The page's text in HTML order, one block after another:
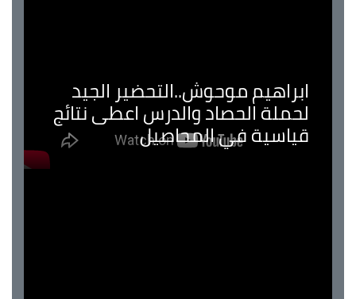
ابراهيم موحوش..التحضير الجيد
لحملة الحصاد والدرس اعطى نتائج
قياسية في المحاصيل